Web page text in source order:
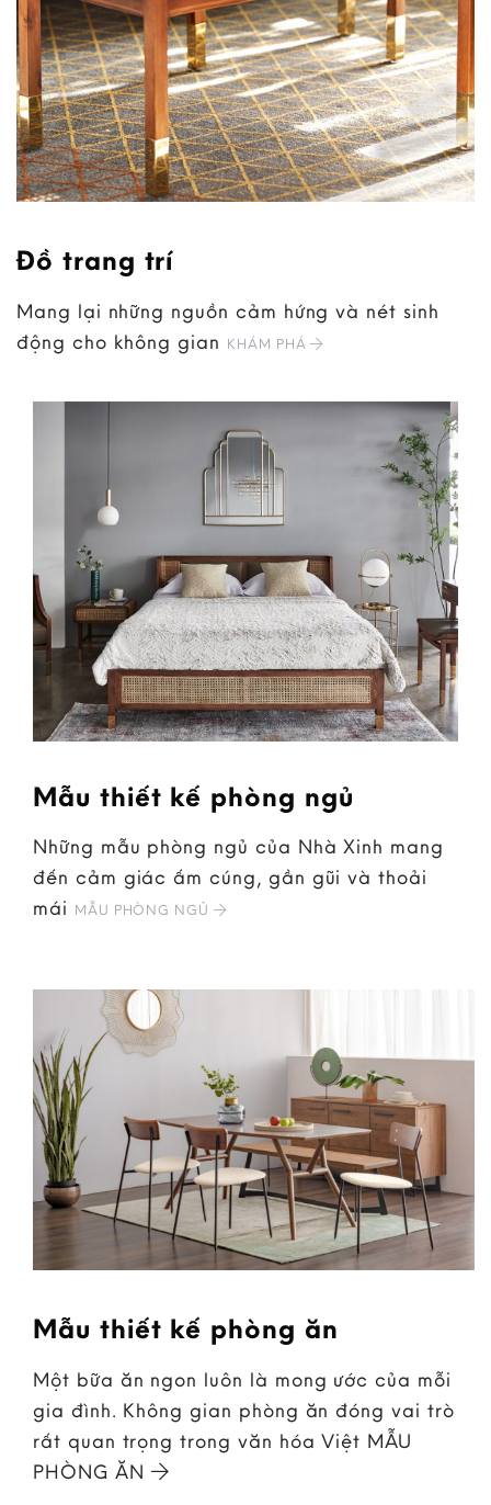
Đồ trang trí
Mang lại những nguồn cảm hứng và nét sinh
động cho không gian KHÁM PHÁ
Mẫu thiết kế phòng ngủ
Những mẫu phòng ngủ của Nhà Xinh mang
đến cảm giác ấm cúng, gần gũi và thoải
mái MẪU PHÒNG NGỦ
Mẫu thiết kế phòng ăn
Một bữa ăn ngon luôn là mong ước của mỗi
gia đình. Không gian phòng ăn đóng vai trò
rất quan trọng trong văn hóa Việt MẪU
PHÒNG ĂN